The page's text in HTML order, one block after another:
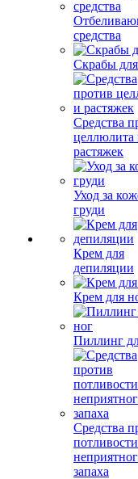
средства
Скрабы для
Средства
целлюлита
растяжек
Уход за
груди
Крем для
депиляции
Крем для
Пиллинг
Средства
запаха